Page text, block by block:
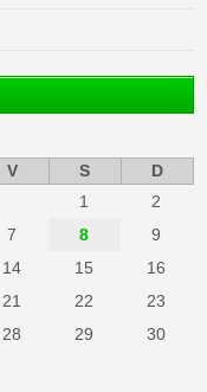
V S
D
1
2
7 8
9
14 15
16
21 22
23
28 29
30